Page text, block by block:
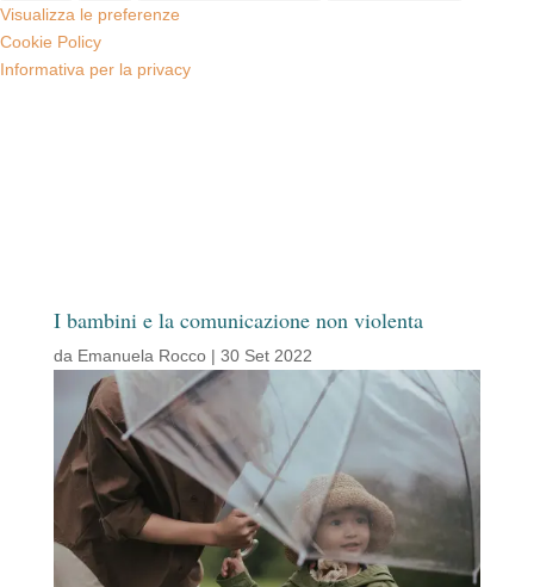
Visualizza le preferenze
Cookie Policy
Informativa per la privacy
I bambini e la comunicazione non violenta
da Emanuela Rocco| 30 Set 2022